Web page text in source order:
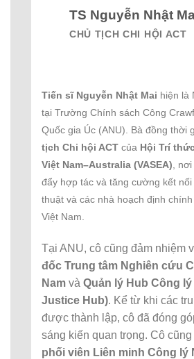
TS Nguyễn Nhật
CHỦ TỊCH CHI HỘI ACT
Tiến sĩ Nguyễn Nhật Mai hiện là
tại Trường Chính sách Công
Quốc gia Úc (ANU). Bà đồng thời
tịch Chi hội ACT của Hội Trí
Việt Nam–Australia (VASEA) ,
đẩy hợp tác và tăng cường kết
thuật và các nhà hoạch định
Việt Nam.
Tại ANU, cô cũng đảm nhiệm
đốc Trung tâm Nghiên cứu
Nam và Quản lý Hub Công
Justice Hub). Kể từ khi các
được thành lập, cô đã đóng
sáng kiến quan trọng. Cô cũng
phối viên Liên minh Công lý